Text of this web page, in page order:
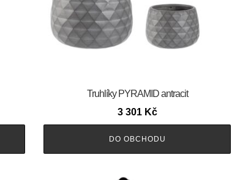
Truhlíky PYRAMID antracit
3 301 Kč
DO OBCHODU